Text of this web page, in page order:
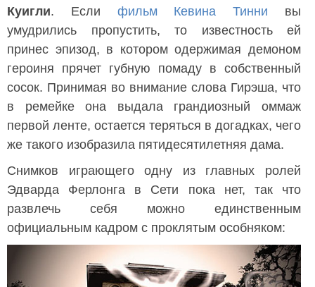
Куигли. Если фильм Кевина Тинни вы
умудрились пропустить, то известность ей
принес эпизод, в котором одержимая демоном
героиня прячет губную помаду в собственный
сосок. Принимая во внимание слова Гирэша, что
в ремейке она выдала грандиозный оммаж
первой ленте, остается теряться в догадках, чего
же такого изобразила пятидесятилетняя дама.
Снимков играющего одну из главных ролей
Эдварда Ферлонга в Сети пока нет, так что
развлечь себя можно единственным
официальным кадром с проклятым особняком: